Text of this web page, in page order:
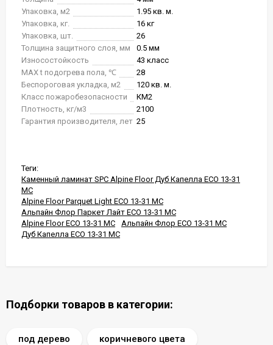
Упаковка, м2
1.95 кв. м.
Упаковка, кг.
16 кг
Упаковка, шт.
26
Толщина защитного слоя, мм
0.5 мм
Износостойкость
43 класс
MAX t подогрева пола, ℃
28
Беспороговая укладка, м2
120 кв. м.
Класс пожаробезопасности
КМ2
Плотность, кг/м3
2100
Гарантия производителя, лет 25
Теги:
Каменный ламинат SPC Alpine Floor Дуб Капелла ЕСО 13-31
MC
Alpine Floor Parquet Light ЕСО 13-31 MC
Альпайн Флор Паркет Лайт ЕСО 13-31 MC
Alpine Floor ЕСО 13-31 MC
Альпайн Флор ЕСО 13-31 MC
Дуб Капелла ЕСО 13-31 MC
Подборки товаров в категории:
под дерево коричневого цвета